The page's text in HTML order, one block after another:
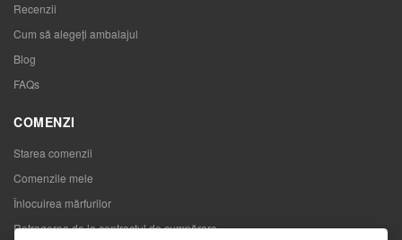
Recenzii
Cum să alegeţi ambalajul
Blog
FAQs
COMENZI
Starea comenzii
Comenzile mele
Înlocuirea mărfurilor
Retragerea de la contractul de cumpărare